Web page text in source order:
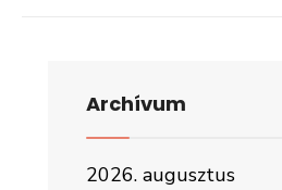
Archívum
2026. augusztus